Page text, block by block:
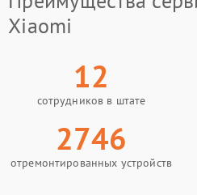
Xiaomi
12
сотрудников в штате
2746
отремонтированных устройств